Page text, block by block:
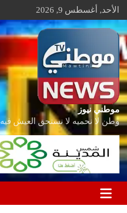
Skip
content
الأحد, أغسطس 9, 2026
موطني نيوز
وطن لا نحميه لا نستحق العيش فيه